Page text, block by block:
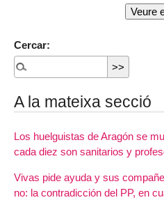
Cercar:
A la mateixa secció
Los huelguistas de Aragón se
cada diez son sanitarios y
Vivas pide ayuda y sus
no: la contradicción del PP, en